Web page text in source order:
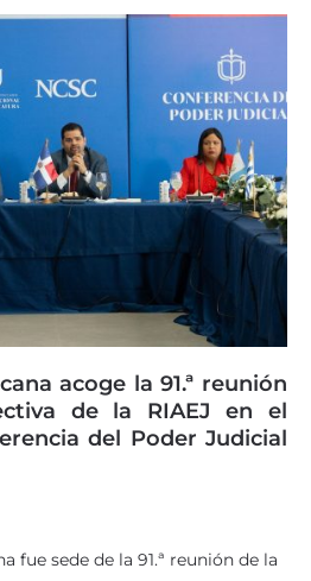
acoge la 91.ª reunión
de la RIAEJ en el
del Poder Judicial
fue sede de la 91.ª reunión de la